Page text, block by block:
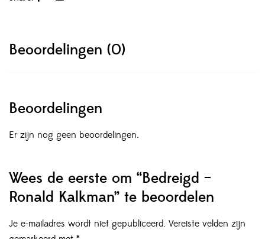
Beoordelingen (0)
Beoordelingen
Er zijn nog geen beoordelingen.
Wees de eerste om “Bedreigd –
Ronald Kalkman” te beoordelen
Je e-mailadres wordt niet gepubliceerd. Vereiste velden zijn